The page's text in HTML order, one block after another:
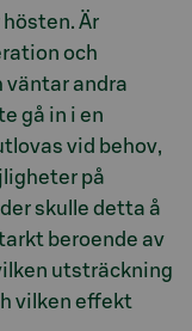
Är
och
väntar andra
gå in i en
vid behov,
på
skulle detta å
beroende av
utsträckning
vilken effekt